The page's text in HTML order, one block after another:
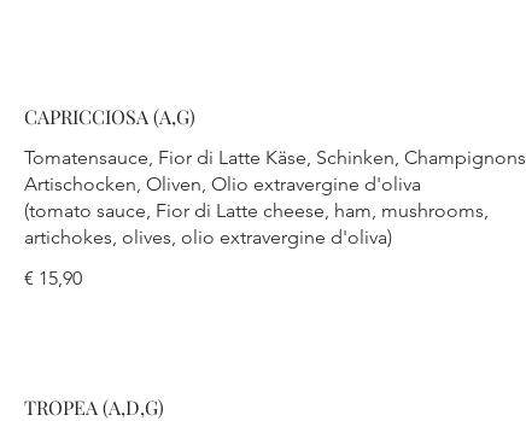
CAPRICCIOSA (A,G)
Tomatensauce, Fior di Latte Käse, Schinken, Champignons,
Artischocken, Oliven, Olio extravergine d'oliva
(tomato sauce, Fior di Latte cheese, ham, mushrooms,
artichokes, olives, olio extravergine d'oliva)
€ 15,90
TROPEA (A,D,G)